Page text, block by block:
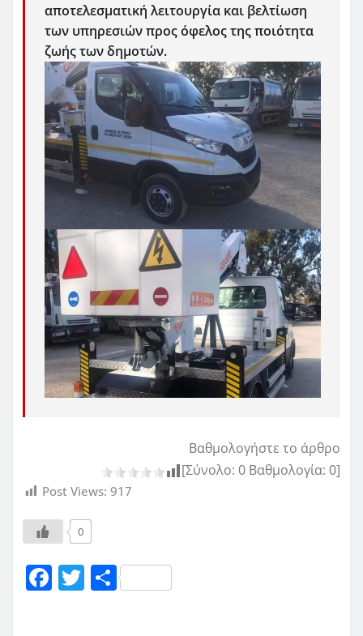
αποτελεσματική λειτουργία και βελτίωση
των υπηρεσιών προς όφελος της ποιότητα
ζωής των δημοτών.
Βαθμολογήστε το άρθρο
[Σύνολο: 0 Βαθμολογία: 0]
Post Views: 917
0
F T Μ